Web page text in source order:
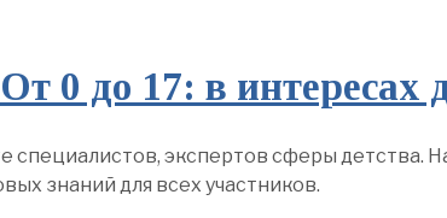
0 до 17: в интересах
экспертов сферы детства.
знаний для всех участников.